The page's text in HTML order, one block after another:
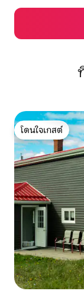
โดนใจเกสต์
โดนใจเกสต์